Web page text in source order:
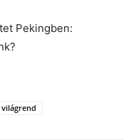
Pekingben:
világrend